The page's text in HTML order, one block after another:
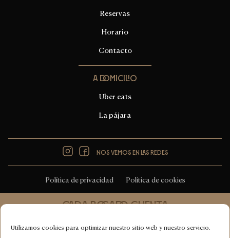
Utilizamos cookies para optimizar nuestro sitio web y nuestro servicio.
Reservas
Horario
Contacto
A domicilio
Uber eats
La pájara
Instagram
FacebookNos vemos en las redes
Política de privacidad Política de cookies
Cada bocado cuenta